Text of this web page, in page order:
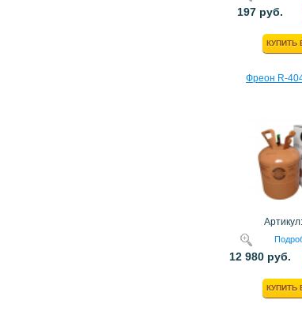
197 руб.
КУПИТЬ
Фреон R-
Артикул:
12 980 руб.
КУПИТЬ